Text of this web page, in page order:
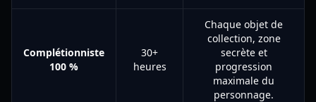
Complétionniste
100 %
30+
heures
Chaque objet de
collection, zone
secrète et
progression
maximale du
personnage.